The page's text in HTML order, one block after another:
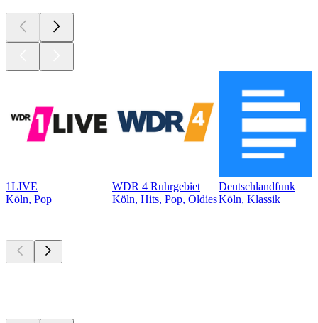
1LIVE
Köln, Pop
WDR 4 Ruhrgebiet
Köln, Hits, Pop, Oldies
Deutschlandfunk
Köln, Klassik